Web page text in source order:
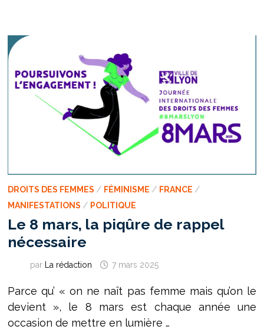
LA
MIXITÉ
MÉTIERS
DU
BÂTIMENT
DROITS DES FEMMES / FÉMINISME / FRANCE /
MANIFESTATIONS / POLITIQUE
Le 8 mars, la piqûre de rappel
nécessaire
par La rédaction 7 mars 2025
Parce qu’ « on ne naît pas femme mais qu’on le
devient », le 8 mars est chaque année une
occasion de mettre en lumière …